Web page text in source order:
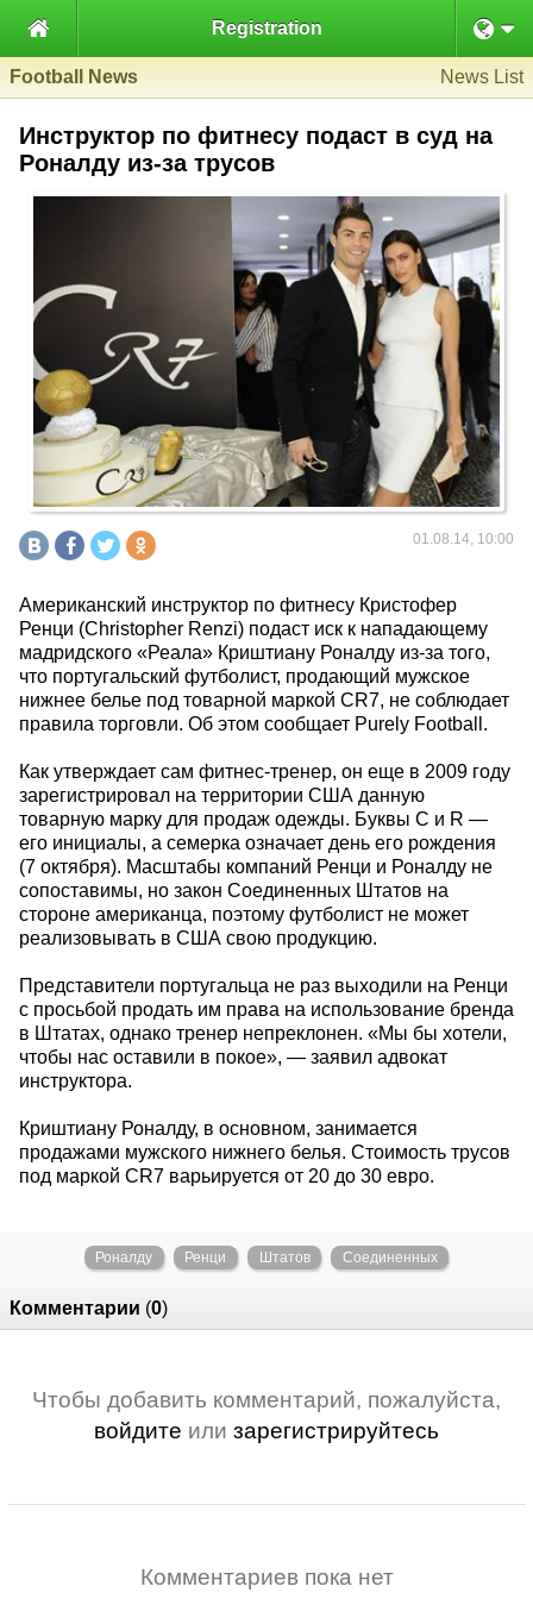
 Registration
Football News News List
Инструктор по фитнесу подаст в суд на
Роналду из-за трусов
01.08.14, 10:00
Американский инструктор по фитнесу Кристофер
Ренци (Christopher Renzi) подаст иск к нападающему
мадридского «Реала» Криштиану Роналду из-за того,
что португальский футболист, продающий мужское
нижнее белье под товарной маркой CR7, не соблюдает
правила торговли. Об этом сообщает Purely Football.
Как утверждает сам фитнес-тренер, он еще в 2009 году
зарегистрировал на территории США данную
товарную марку для продаж одежды. Буквы С и R —
его инициалы, а семерка означает день его рождения
(7 октября). Масштабы компаний Ренци и Роналду не
сопоставимы, но закон Соединенных Штатов на
стороне американца, поэтому футболист не может
реализовывать в США свою продукцию.
Представители португальца не раз выходили на Ренци
с просьбой продать им права на использование бренда
в Штатах, однако тренер непреклонен. «Мы бы хотели,
чтобы нас оставили в покое», — заявил адвокат
инструктора.
Криштиану Роналду, в основном, занимается
продажами мужского нижнего белья. Стоимость трусов
под маркой CR7 варьируется от 20 до 30 евро.
Роналду Ренци Штатов Соединенных
Комментарии (0)
Чтобы добавить комментарий, пожалуйста,
войдите или зарегистрируйтесь
Комментариев пока нет